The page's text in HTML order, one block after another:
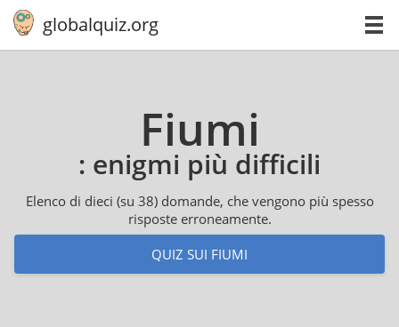
globalquiz.org
Fiumi
: enigmi più difficili
Elenco di dieci (su 38) domande, che vengono più spesso
risposte erroneamente.
QUIZ SUI FIUMI